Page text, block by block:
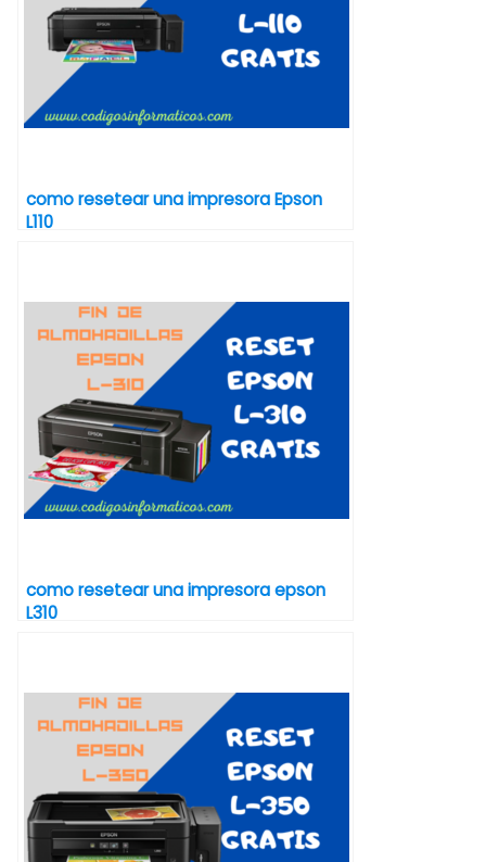
como resetear una impresora Epson
L110
como resetear una impresora epson
L310